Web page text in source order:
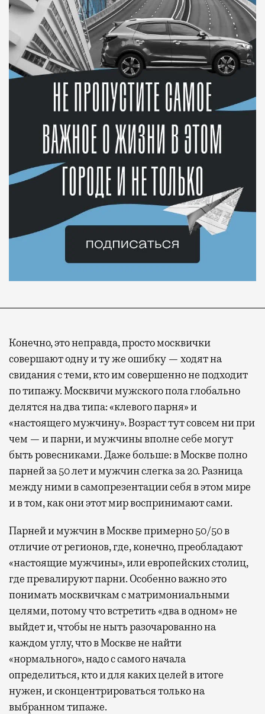
Конечно, это неправда, просто москвички
совершают одну и ту же ошибку — ходят на
свидания с теми, кто им совершенно не подходит
по типажу. Москвичи мужского пола глобально
делятся на два типа: «клевого парня» и
«настоящего мужчину». Возраст тут совсем ни при
чем — и парни, и мужчины вполне себе могут
быть ровесниками. Даже больше: в Москве полно
парней за 50 лет и мужчин слегка за 20. Разница
между ними в самопрезентации себя в этом мире
и в том, как они этот мир воспринимают сами.
Парней и мужчин в Москве примерно 50/50 в
отличие от регионов, где, конечно, преобладают
«настоящие мужчины», или европейских столиц,
где превалируют парни. Особенно важно это
понимать москвичкам с матримониальными
целями, потому что встретить «два в одном» не
выйдет и, чтобы не ныть разочарованно на
каждом углу, что в Москве не найти
«нормального», надо с самого начала
определиться, кто и для каких целей в итоге
нужен, и сконцентрироваться только на
выбранном типаже.